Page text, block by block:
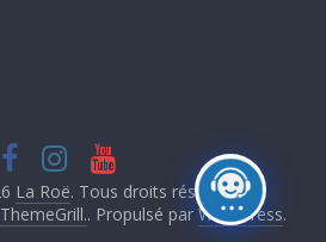
La Roë. Tous droits réservés.
ThemeGrill.. Propulsé parWordPress.